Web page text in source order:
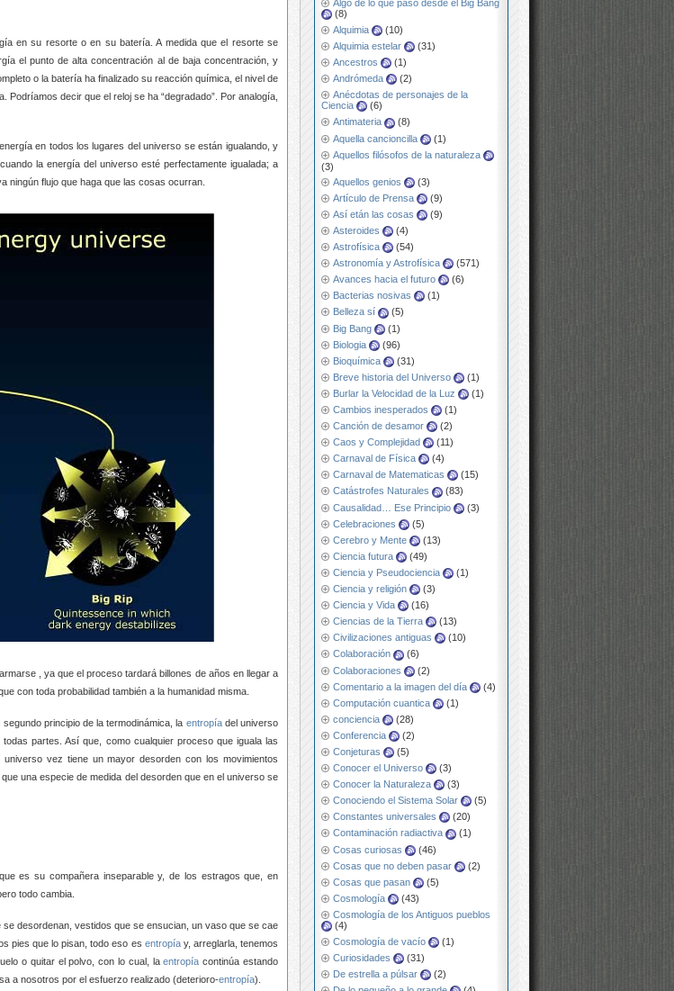
Algo de lo que pasó desde el Big Bang
(8)
Alquimia
(10)
Alquimia estelar
(31)
Ancestros
(1)
Andrómeda
(2)
Anécdotas de personajes de la
Ciencia
(6)
Antimateria
(8)
Aquella cancioncilla
(1)
Aquellos filósofos de la naturaleza
(3)
Aquellos genios
(3)
Artículo de Prensa
(9)
Así etán las cosas
(9)
Asteroides
(4)
Astrofísica
(54)
Astronomía y Astrofísica
(571)
Avances hacia el futuro
(6)
Bacterias nosivas
(1)
Belleza sí
(5)
Big Bang
(1)
Biologia
(96)
Bioquímica
(31)
Breve historia del Universo
(1)
Burlar la Velocidad de la Luz
(1)
Cambios inesperados
(1)
Canción de desamor
(2)
Caos y Complejidad
(11)
Carnaval de Física
(4)
Carnaval de Matematicas
(15)
Catástrofes Naturales
(83)
Causalidad… Ese Principio
(3)
Celebraciones
(5)
Cerebro y Mente
(13)
Ciencia futura
(49)
Ciencia y Pseudociencia
(1)
Ciencia y religión
(3)
Ciencia y Vida
(16)
Ciencias de la Tierra
(13)
Civilizaciones antiguas
(10)
Colaboración
(6)
Colaboraciones
(2)
Comentario a la imagen del día
(4)
Computación cuantica
(1)
conciencia
(28)
Conferencia
(2)
Conjeturas
(5)
Conocer el Universo
(3)
Conocer la Naturaleza
(3)
Conociendo el Sistema Solar
(5)
Constantes universales
(20)
Contaminación radiactiva
(1)
Cosas curiosas
(46)
Cosas que no deben pasar
(2)
Cosas que pasan
(5)
Cosmología
(43)
Cosmología de los Antiguos pueblos
(4)
Cosmología de vacío
(1)
Curiosidades
(31)
De estrella a púlsar
(2)
en su resorte o en su batería. A medida que el resorte se
el punto de alta concentración al de baja concentración, y
o la batería ha finalizado su reacción química, el nivel de
decir que el reloj se ha “degradado”. Por analogía,
en todos los lugares del universo se están igualando, y
la energía del universo esté perfectamente igualada; a
ningún flujo que haga que las cosas ocurran.
, ya que el proceso tardará billones de años en llegar a
con toda probabilidad también a la humanidad misma.
principio de la termodinámica, la entropíadel universo
partes. Así que, como cualquier proceso que iguala las
universo vez tiene un mayor desorden con los movimientos
una especie de medida del desorden que en el universo se
es su compañera inseparable y, de los estragos que, en
todo cambia.
desordenan, vestidos que se ensucian, un vaso que se cae
pies que lo pisan, todo eso es entropíay, arreglarla, tenemos
o quitar el polvo, con lo cual, laentropía continúa estando
a nosotros por el esfuerzo realizado (deterioro-entropía).